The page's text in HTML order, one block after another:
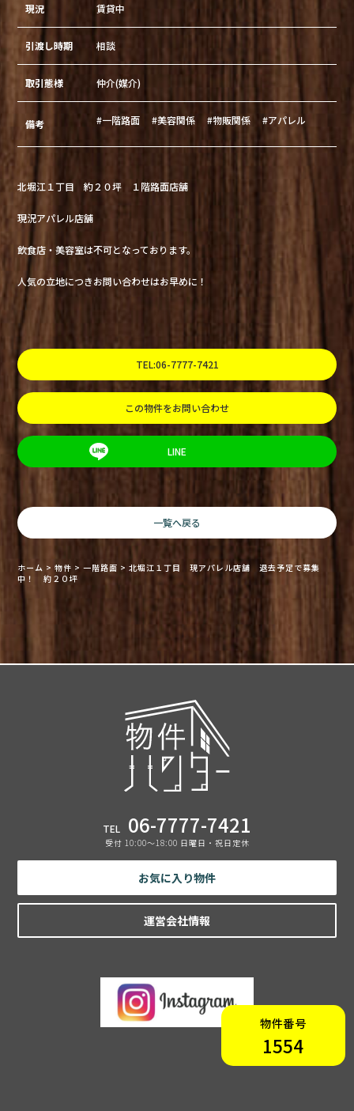
物件番号
1554
現況 賃貸中
引渡し時期 相談
取引態様 仲介(媒介)
備考 #一階路面 #美容関係 #物販関係 #アパレル
北堀江１丁目 約２０坪 １階路面店舗
現況アパレル店舗
飲食店・美容室は不可となっております。
人気の立地につきお問い合わせはお早めに！
TEL:06-7777-7421
この物件をお問い合わせ
LINE
一覧へ戻る
ホーム >物件 >一階路面 >北堀江１丁目 現アパレル店舗 退去予定で募集
中！ 約２０坪
TEL 06-7777-7421
受付 10:00〜18:00 日曜日・祝日定休
お気に入り物件
運営会社情報